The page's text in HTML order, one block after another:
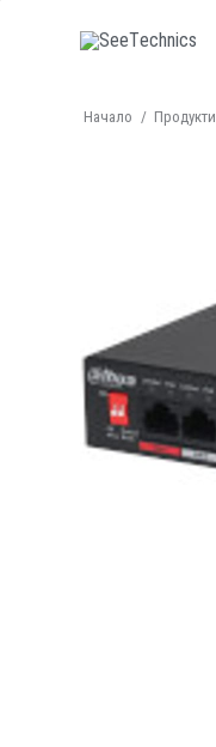
Начало / Продукти